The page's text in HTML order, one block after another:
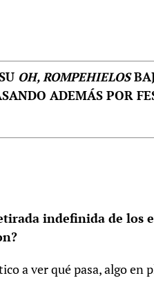
OH, ROMPEHIELOS
ADEMÁS POR
indefinida de los
a ver qué pasa, algo en